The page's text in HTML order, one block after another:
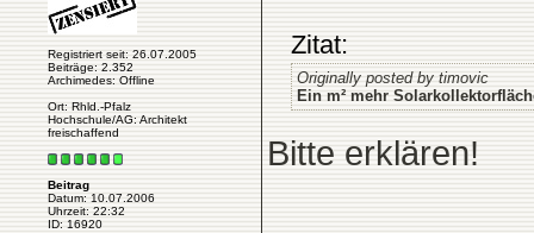
Registriert seit: 26.07.2005
Beiträge: 2.352
Archimedes: Offline
Ort: Rhld.-Pfalz
Hochschule/AG: Architekt
freischaffend
Beitrag
Datum: 10.07.2006
Uhrzeit: 22:32
ID: 16920
Zitat:
Originally posted by timovic
Ein m² mehr
Bitte erklären!